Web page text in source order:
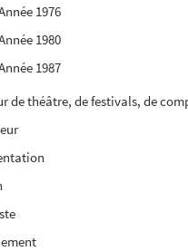
1976
1980
1987
de théâtre, de festivals, de